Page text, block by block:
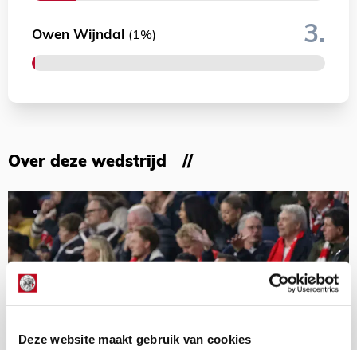
Deze website maakt gebruik van cookies
Owen Wijndal (1%) 3.
Over deze wedstrijd